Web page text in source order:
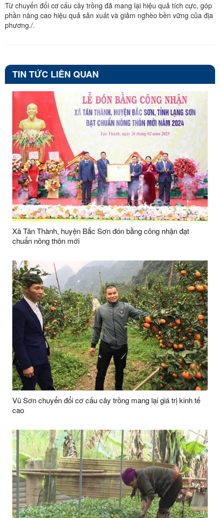
Từ chuyển đổi cơ cấu cây trồng đã mang lại hiệu quả tích cực, góp
phần nâng cao hiệu quả sản xuất và giảm nghèo bền vững của địa
phương./.
TIN TỨC LIÊN QUAN
Xã Tân Thành, huyện Bắc Sơn đón bằng công nhận đạt
chuẩn nông thôn mới
Vũ Sơn chuyển đổi cơ cấu cây trồng mang lại giá trị kinh tế
cao